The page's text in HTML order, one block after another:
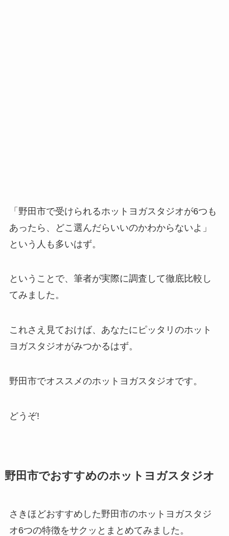
「野田市で受けられるホットヨガスタジオが6つも
あったら、どこ選んだらいいのかわからないよ」
という人も多いはず。
ということで、筆者が実際に調査して徹底比較し
てみました。
これさえ見ておけば、あなたにピッタリのホット
ヨガスタジオがみつかるはず。
野田市でオススメのホットヨガスタジオです。
どうぞ!
野田市でおすすめのホットヨガスタジオ
さきほどおすすめした野田市のホットヨガスタジ
オ6つの特徴をサクッとまとめてみました。